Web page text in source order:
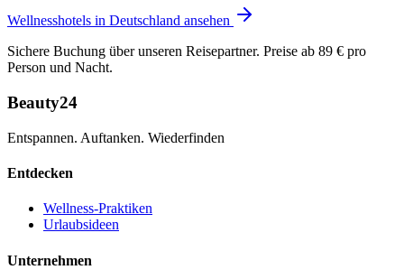
Wellnesshotels in Deutschland ansehen
Sichere Buchung über unseren Reisepartner. Preise ab 89 € pro
Person und Nacht.
Beauty24
Entspannen. Auftanken. Wiederfinden
Entdecken
Wellness-Praktiken
Urlaubsideen
Unternehmen